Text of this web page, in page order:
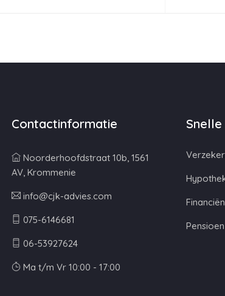
Contactinformatie
Noorderhoofdstraat 10b, 1561
AV, Krommenie
info@cjk-advies.com
075-6146681
06-53927624
Ma t/m Vr 10:00 - 17:00
Snelle
Financiën
Pensioen